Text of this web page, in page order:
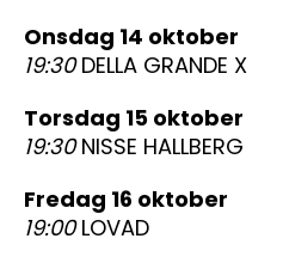
onsdag 14 oktober
19:30DELLA GRANDE X
torsdag 15 oktober
19:30NISSE HALLBERG
fredag 16 oktober
19:00LOVAD